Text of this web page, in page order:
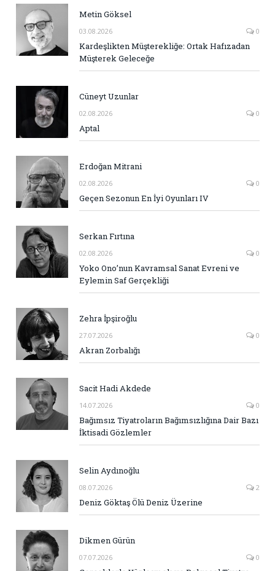
Metin Göksel
03.08.2026 0
Kardeşlikten Müşterekliğe: Ortak Hafızadan
Müşterek Geleceğe
Cüneyt Uzunlar
02.08.2026 0
Aptal
Erdoğan Mitrani
02.08.2026 0
Geçen Sezonun En İyi Oyunları IV
Serkan Fırtına
02.08.2026 0
Yoko Ono’nun Kavramsal Sanat Evreni ve
Eylemin Saf Gerçekliği
Zehra İpşiroğlu
27.07.2026 0
Akran Zorbalığı
Sacit Hadi Akdede
14.07.2026 0
Bağımsız Tiyatroların Bağımsızlığına Dair Bazı
İktisadi Gözlemler
Selin Aydınoğlu
08.07.2026 2
Deniz Göktaş Ölü Deniz Üzerine
Dikmen Gürün
07.07.2026 0